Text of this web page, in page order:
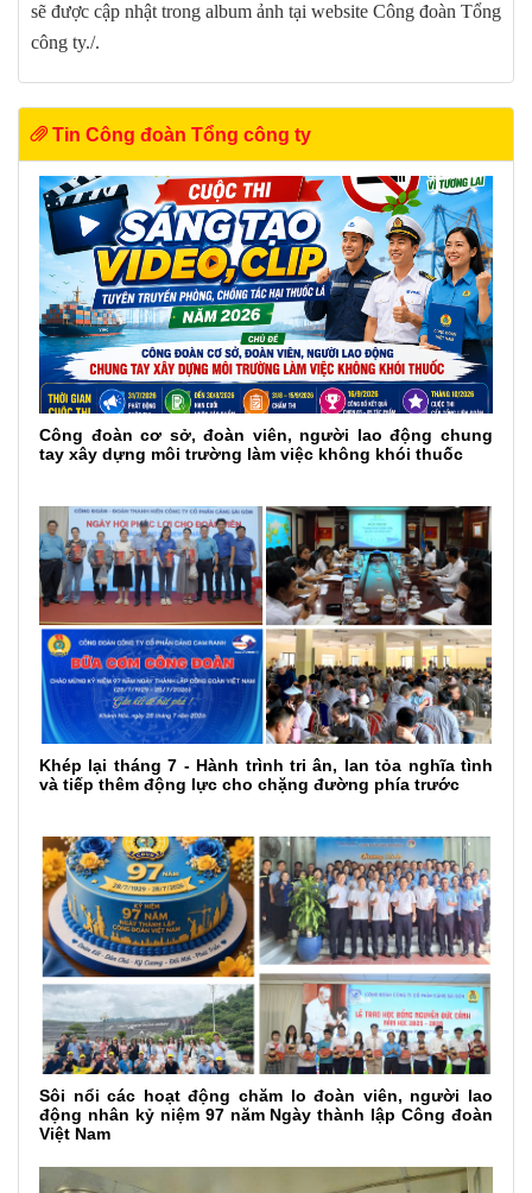
sẽ được cập nhật trong album ảnh tại website Công đoàn Tổng
công ty./.
Tin Công đoàn Tổng công ty
Công đoàn cơ sở, đoàn viên, người lao động chung
tay xây dựng môi trường làm việc không khói thuốc
Khép lại tháng 7 - Hành trình tri ân, lan tỏa nghĩa tình
và tiếp thêm động lực cho chặng đường phía trước
Sôi nổi các hoạt động chăm lo đoàn viên, người lao
động nhân kỷ niệm 97 năm Ngày thành lập Công đoàn
Việt Nam